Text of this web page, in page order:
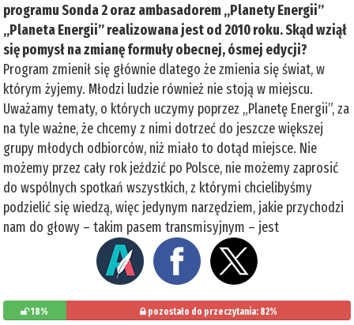
programu Sonda 2 oraz ambasadorem „Planety Energii”
„Planeta Energii” realizowana jest od 2010 roku. Skąd wziął
się pomysł na zmianę formuły obecnej, ósmej edycji?
Program zmienił się głównie dlatego że zmienia się świat, w
którym żyjemy. Młodzi ludzie również nie stoją w miejscu.
Uważamy tematy, o których uczymy poprzez „Planetę Energii”, za
na tyle ważne, że chcemy z nimi dotrzeć do jeszcze większej
grupy młodych odbiorców, niż miało to dotąd miejsce. Nie
możemy przez cały rok jeździć po Polsce, nie możemy zaprosić
do wspólnych spotkań wszystkich, z którymi chcielibyśmy
podzielić się wiedzą, więc jedynym narzędziem, jakie przychodzi
nam do głowy – takim pasem transmisyjnym – jest
18% pozostało do przeczytania: 82%